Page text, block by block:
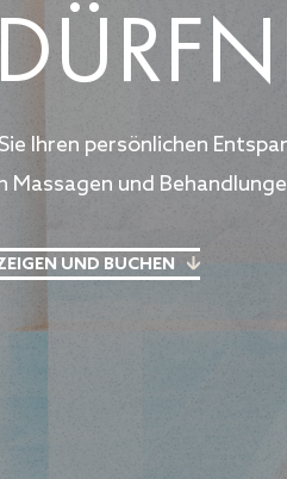
Ihren persönlichen
Massagen und
UND BUCHEN